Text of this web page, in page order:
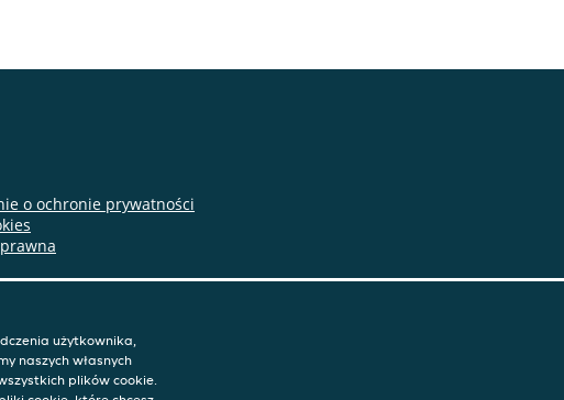
o ochronie prywatności
użytkownika,
naszych własnych
plików cookie.